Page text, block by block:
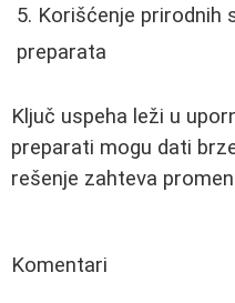
Korišćenje prirodnih
preparata
Ključ uspeha leži u
preparati mogu dati
rešenje zahteva
Komentari